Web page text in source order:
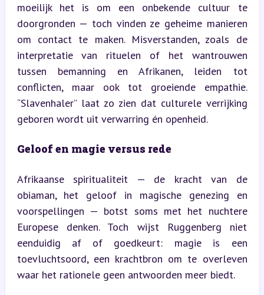
moeilijk het is om een onbekende cultuur te
doorgronden — toch vinden ze geheime manieren
om contact te maken. Misverstanden, zoals de
interpretatie van rituelen of het wantrouwen
tussen bemanning en Afrikanen, leiden tot
conflicten, maar ook tot groeiende empathie.
“Slavenhaler” laat zo zien dat culturele verrijking
geboren wordt uit verwarring én openheid.
Geloof en magie versus rede
Afrikaanse spiritualiteit — de kracht van de
obiaman, het geloof in magische genezing en
voorspellingen — botst soms met het nuchtere
Europese denken. Toch wijst Ruggenberg niet
eenduidig af of goedkeurt: magie is een
toevluchtsoord, een krachtbron om te overleven
waar het rationele geen antwoorden meer biedt.